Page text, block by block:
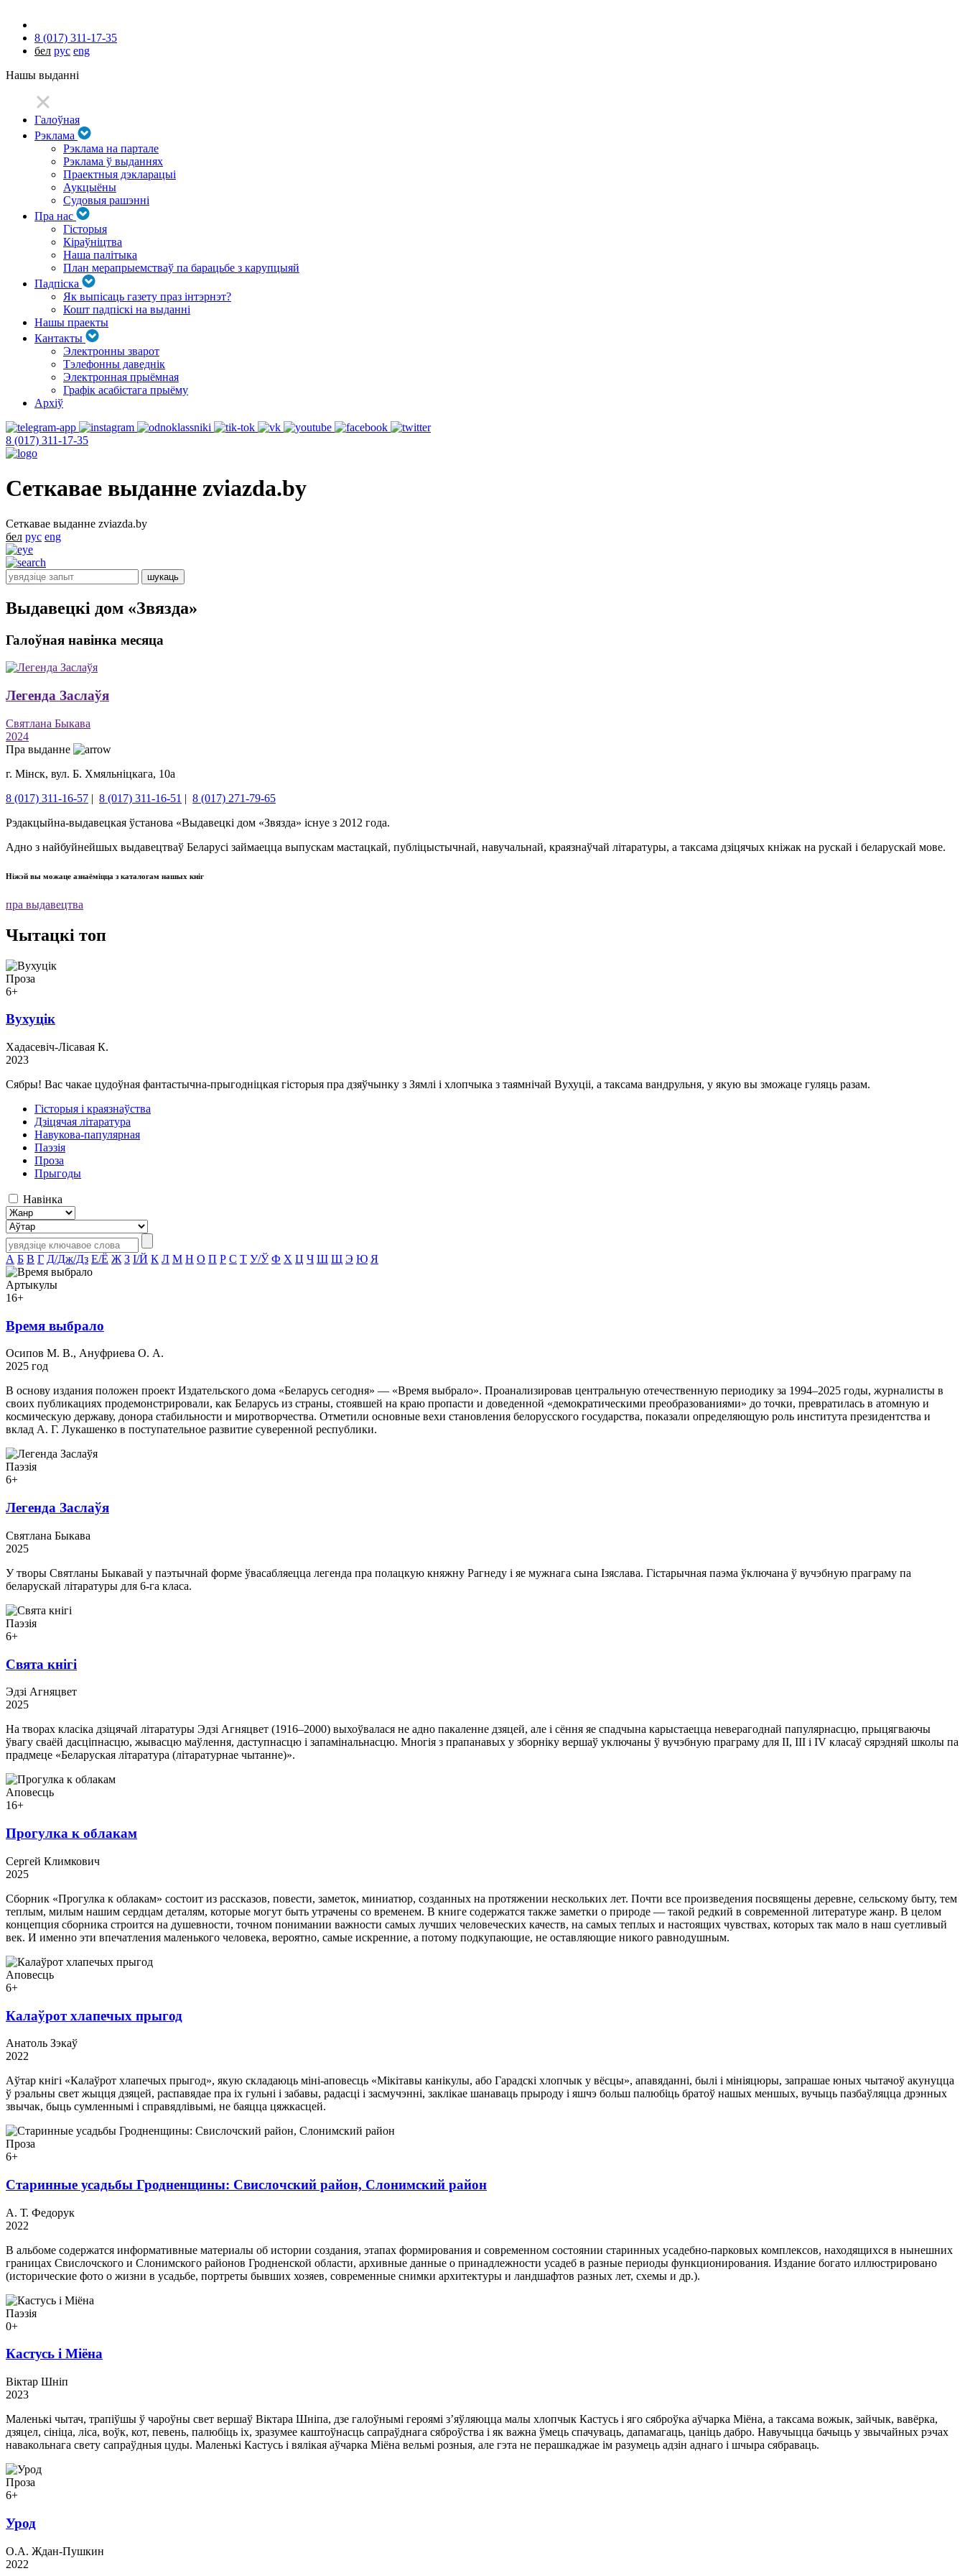
8 (017) 311-17-35
бел рус eng
Нашы выданні
Галоўная
Рэклама
Рэклама на партале
Рэклама ў выданнях
Праектныя дэкларацыі
Аукцыёны
Судовыя рашэнні
Пра нас
Гісторыя
Кіраўніцтва
Наша палітыка
План мерапрыемстваў па барацьбе з карупцыяй
Падпіска
Як выпісаць газету праз інтэрнэт?
Кошт падпіскі на выданні
Нашы праекты
Кантакты
Электронны зварот
Тэлефонны даведнік
Электронная прыёмная
Графік асабістага прыёму
Архіў
8 (017) 311-17-35
Сеткавае выданне zviazda.by
Сеткавае выданне zviazda.by
бел рус eng
Выдавецкі дом «Звязда»
Галоўная навінка месяца
Легенда Заслаўя
Святлана Быкава
2024
Пра выданне
г. Мінск, вул. Б. Хмяльніцкага, 10а
8 (017) 311-16-57 | 8 (017) 311-16-51 | 8 (017) 271-79-65
Рэдакцыйна-выдавецкая ўстанова «Выдавецкі дом «Звязда» існуе з 2012 года.
Адно з найбуйнейшых выдавецтваў Беларусі займаецца выпускам мастацкай, публіцыстычнай, навучальнай, краязнаўчай літаратуры, а таксама дзіцячых кніжак на рускай і беларускай мове.
Ніжэй вы можаце азнаёміцца ​​з каталогам нашых кніг
пра выдавецтва
Чытацкі топ
Проза
6+
Вухуцік
Хадасевіч-Лісавая К.
2023
Сябры! Вас чакае цудоўная фантастычна-прыгодніцкая гісторыя пра дзяўчынку з Зямлі і хлопчыка з таямнічай Вухуціі, а таксама вандрульня, у якую вы зможаце гуляць разам.
Гісторыя і краязнаўства
Дзіцячая літаратура
Навукова-папулярная
Паэзія
Проза
Прыгоды
Навінка
А Б В Г Д/Дж/Дз Е/Ё Ж З І/Й К Л М Н О П Р С Т У/Ў Ф Х Ц Ч Ш Щ Э Ю Я
Артыкулы
16+
Время выбрало
Осипов М. В., Ануфриева О. А.
2025 год
В основу издания положен проект Издательского дома «Беларусь сегодня» — «Время выбрало». Проанализировав центральную отечественную периодику за 1994–2025 годы, журналисты в
своих публикациях продемонстрировали, как Беларусь из страны, стоявшей на краю пропасти и доведенной «демократическими преобразованиями» до точки, превратилась в атомную и
космическую державу, донора стабильности и миротворчества. Отметили основные вехи становления белорусского государства, показали определяющую роль института президентства и
вклад А. Г. Лукашенко в поступательное развитие суверенной республики.
Паэзія
6+
Легенда Заслаўя
Святлана Быкава
2025
У творы Святланы Быкавай у паэтычнай форме ўвасабляецца легенда пра полацкую княжну Рагнеду і яе мужнага сына Ізяслава. Гістарычная паэма ўключана ў вучэбную праграму па
беларускай літаратуры для 6-га класа.
Паэзія
6+
Свята кнігі
Эдзі Агняцвет
2025
На творах класіка дзіцячай літаратуры Эдзі Агняцвет (1916–2000) выхоўвалася не адно пакаленне дзяцей, але і сёння яе спадчына карыстаецца неверагоднай папулярнасцю, прыцягваючы
ўвагу сваёй дасціпнасцю, жывасцю маўлення, даступнасцю і запамінальнасцю. Многія з прапанавых у зборніку вершаў уключаны ў вучэбную праграму для II, III і IV класаў сярэдняй школы па
прадмеце «Беларуская літаратура (літаратурнае чытанне)».
Аповесць
16+
Прогулка к облакам
Сергей Климкович
2025
Сборник «Прогулка к облакам» состоит из рассказов, повести, заметок, миниатюр, созданных на протяжении нескольких лет. Почти все произведения посвящены деревне, сельскому быту, тем
теплым, милым нашим сердцам деталям, которые могут быть утрачены со временем. В книге содержатся также заметки о природе — такой редкий в современной литературе жанр. В целом
концепция сборника строится на душевности, точном понимании важности самых лучших человеческих качеств, на самых теплых и настоящих чувствах, которых так мало в наш суетливый
век. И именно эти впечатления маленького человека, вероятно, самые искренние, а потому подкупающие, не оставляющие никого равнодушным.
Аповесць
6+
Калаўрот хлапечых прыгод
Анатоль Зэкаў
2022
Аўтар кнігі «Калаўрот хлапечых прыгод», якую складаюць міні-аповесць «Мікітавы канікулы, або Гарадскі хлопчык у вёсцы», апавяданні, былі і мініяцюры, запрашае юных чытачоў акунуцца
ў рэальны свет жыцця дзяцей, распавядае пра іх гульні і забавы, радасці і засмучэнні, заклікае шанаваць прыроду і яшчэ больш палюбіць братоў нашых меншых, вучыць пазбаўляцца дрэнных
звычак, быць сумленнымі і справядлівымі, не баяцца цяжкасцей.
Проза
6+
Старинные усадьбы Гродненщины: Свислочский район, Слонимский район
А. Т. Федорук
2022
В альбоме содержатся информативные материалы об истории создания, этапах формирования и современном состоянии старинных усадебно-парковых комплексов, находящихся в нынешних
границах Свислочского и Слонимского районов Гродненской области, архивные данные о принадлежности усадеб в разные периоды функционирования. Издание богато иллюстрировано
(исторические фото о жизни в усадьбе, портреты бывших хозяев, современные снимки архитектуры и ландшафтов разных лет, схемы и др.).
Паэзія
0+
Кастусь і Міёна
Віктар Шніп
2023
Маленькі чытач, трапіўшы ў чароўны свет вершаў Віктара Шніпа, дзе галоўнымі героямі з’яўляюцца малы хлопчык Кастусь і яго сяброўка аўчарка Міёна, а таксама вожык, зайчык, вавёрка,
дзяцел, сініца, ліса, воўк, кот, певень, палюбіць іх, зразумее каштоўнасць сапраўднага сяброўства і як важна ўмець спачуваць, дапамагаць, цаніць дабро. Навучыцца бачыць у звычайных рэчах
навакольнага свету сапраўдныя цуды. Маленькі Кастусь і вялікая аўчарка Міёна вельмі розныя, але гэта не перашкаджае ім разумець адзін аднаго і шчыра сябраваць.
Проза
6+
Урод
О.А. Ждан-Пушкин
2022